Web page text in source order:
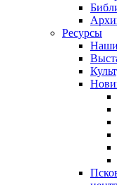
Ресурсы
Наши